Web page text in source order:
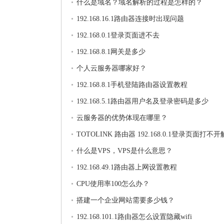
什么是域名？域名解析的过程是怎样的？
192.168.16.1路由器连接时出现问题
192.168.0.1登录页面进不去
192.168.8.1网关是多少
个人云服务器哪家好？
192.168.8.1手机登陆路由器设置教程
192.168.5.1路由器用户名及登录密码是多少
云服务器的优势体现在哪里？
TOTOLINK 路由器 192.168.0.1登录页面打不开
法
什么是VPS，VPS是什么意思？
192.168.49.1路由器上网设置教程
CPU使用率100怎么办？
搭建一个企业网站需要多少钱？
192.168.101.1路由器怎么设置隐藏wifi